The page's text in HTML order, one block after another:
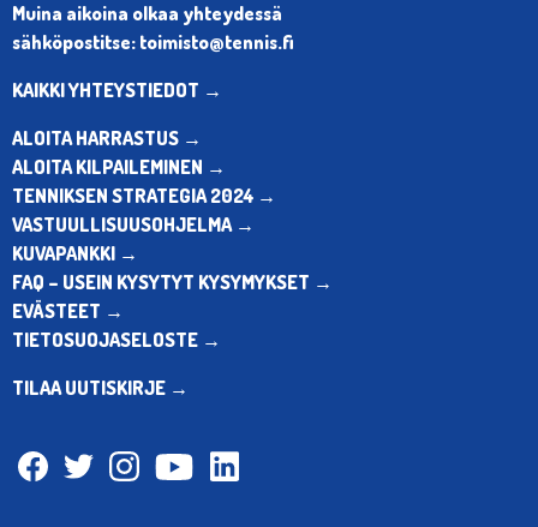
Muina aikoina olkaa yhteydessä
sähköpostitse: toimisto@tennis.fi
KAIKKI YHTEYSTIEDOT →
ALOITA HARRASTUS →
ALOITA KILPAILEMINEN →
TENNIKSEN STRATEGIA 2024 →
VASTUULLISUUSOHJELMA →
KUVAPANKKI →
FAQ – USEIN KYSYTYT KYSYMYKSET →
EVÄSTEET →
TIETOSUOJASELOSTE →
TILAA UUTISKIRJE →